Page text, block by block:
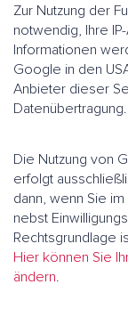
Zur Nutzung der
notwendig, Ihre
Informationen
Google in den
Anbieter dieser
Datenübertragung.
Die Nutzung von
erfolgt
dann, wenn Sie
nebst
Rechtsgrundlage
Hier können Sie
ändern.